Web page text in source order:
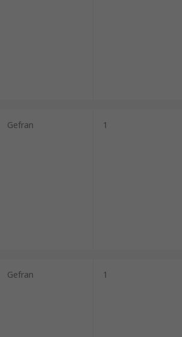
Gefran 1
Gefran 1